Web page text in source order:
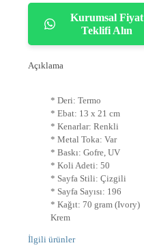
Kurumsal Fiyat
Teklifi Alın
Açıklama
* Deri: Termo
* Ebat: 13 x 21 cm
* Kenarlar: Renkli
* Metal Toka: Var
* Baskı: Gofre, UV
* Koli Adeti: 50
* Sayfa Stili: Çizgili
* Sayfa Sayısı: 196
* Kağıt: 70 gram (Ivory)
Krem
İlgili ürünler